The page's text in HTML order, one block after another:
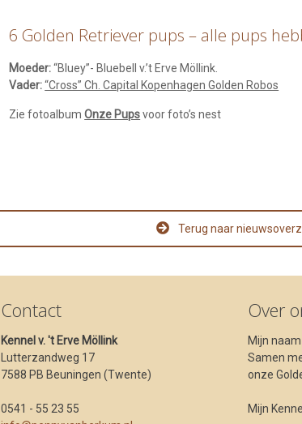
6 Golden Retriever pups – alle pups
Moeder:“Bluey”- Bluebell v.’t Erve Möllink.
Vader:“Cross” Ch. Capital Kopenhagen Golden Robos
Zie fotoalbum Onze Pupsvoor foto’s nest
Terug naar
Contact
Kennel v. 't Erve Möllink
Lutterzandweg 17
7588 PB Beuningen (Twente)
0541 - 55 23 55
Over
Mijn
Samen
onze
Mijn